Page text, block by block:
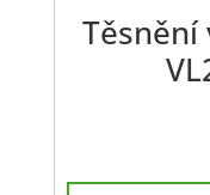
Těsnění